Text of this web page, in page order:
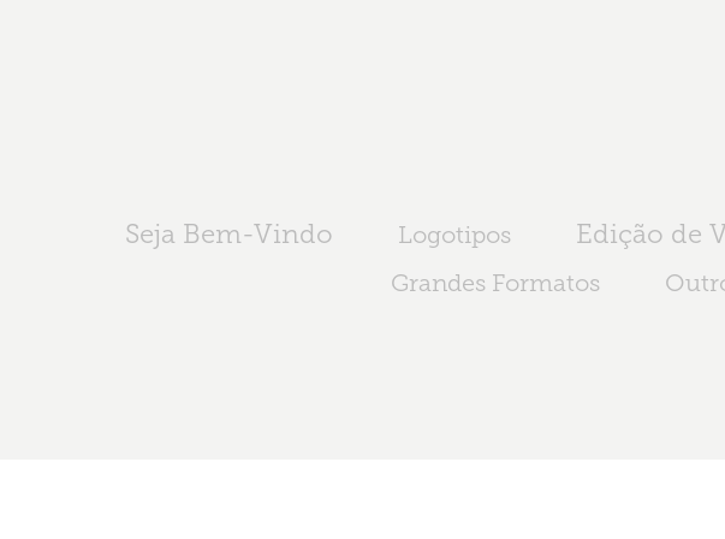
Seja Bem-Vindo Logotipos Edição de
Grandes Formatos